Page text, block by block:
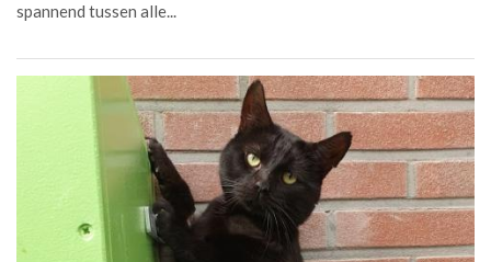
spannend tussen alle...